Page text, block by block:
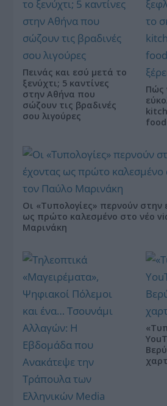
Πεινάς και εσύ μετά το
ξενύχτι; 5 καντίνες
στην Αθήνα που
σώζουν τις βραδινές
σου λιγούρες
Πώς
Οι «Τυπολογίες» περνούν στην
ως πρώτο καλεσμένο στο νέο
Μαρινάκη